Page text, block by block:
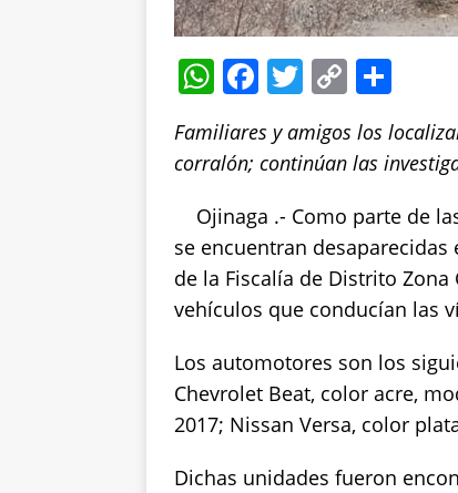
W
h
at
s
A
p
p
F
c
e
b
o
o
k
T
w
it
te
r
C
o
p
y
Li
n
k
h
a
re
Familiares y amigos los
corralón; continúan las
Ojinaga .- Como parte de
se encuentran
de la Fiscalía de Distrito
vehículos que conducían las
Los automotores son los
Chevrolet Beat, color acre,
2017; Nissan Versa, color
Dichas unidades fueron